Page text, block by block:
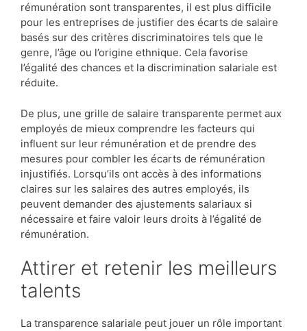
rémunération sont transparentes, il est plus difficile
pour les entreprises de justifier des écarts de salaire
basés sur des critères discriminatoires tels que le
genre, l’âge ou l’origine ethnique. Cela favorise
l’égalité des chances et la discrimination salariale est
réduite.
De plus, une grille de salaire transparente permet aux
employés de mieux comprendre les facteurs qui
influent sur leur rémunération et de prendre des
mesures pour combler les écarts de rémunération
injustifiés. Lorsqu’ils ont accès à des informations
claires sur les salaires des autres employés, ils
peuvent demander des ajustements salariaux si
nécessaire et faire valoir leurs droits à l’égalité de
rémunération.
Attirer et retenir les meilleurs
talents
La transparence salariale peut jouer un rôle important